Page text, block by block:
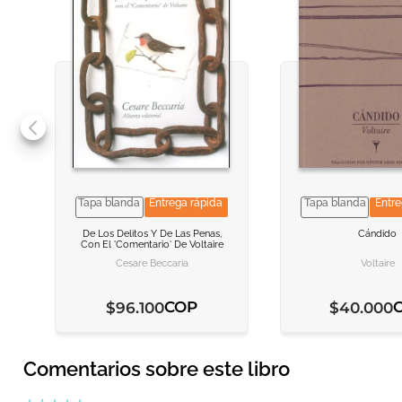
VER INFORMACION
AGREGAR AL CARRITO
VER INFORMACION
AGREGAR AL CARRITO
Tapa blanda Entrega rápida
De Los Delitos Y De Las Penas,
Con El 'comentario' De Voltaire
Cesare Beccaria
$96.100COP
VER
VER
Tapa blanda
Cándido
Voltaire
$40.000
Comentarios sobre este libro